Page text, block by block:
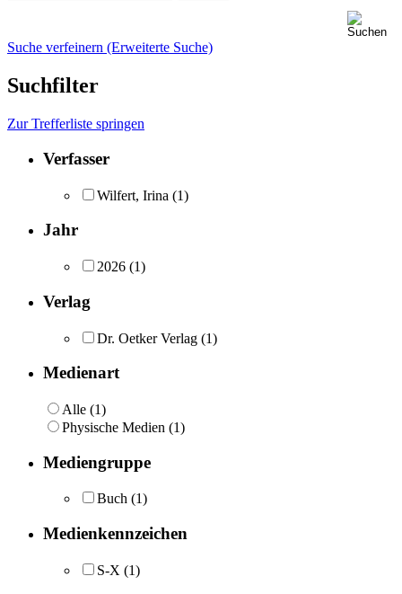
Suche verfeinern (Erweiterte Suche)
Suchfilter
Zur Trefferliste springen
Verfasser
Wilfert, Irina (1)
Jahr
2026 (1)
Verlag
Dr. Oetker Verlag (1)
Medienart
Alle (1)
Physische Medien (1)
Mediengruppe
Buch (1)
Medienkennzeichen
S-X (1)